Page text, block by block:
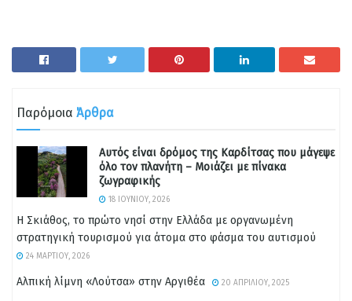
Παρόμοια Άρθρα
Αυτός είναι δρόμος της Καρδίτσας που μάγεψε
όλο τον πλανήτη – Μοιάζει με πίνακα
ζωγραφικής
18 ΙΟΥΝΊΟΥ, 2026
Η Σκιάθος, το πρώτο νησί στην Ελλάδα με οργανωμένη
στρατηγική τουρισμού για άτομα στο φάσμα του αυτισμού
24 ΜΑΡΤΊΟΥ, 2026
Αλπική λίμνη «Λούτσα» στην Αργιθέα 20 ΑΠΡΙΛΊΟΥ, 2025